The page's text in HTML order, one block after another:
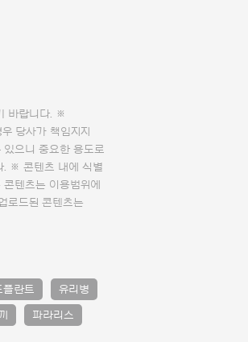
바랍니다. ※
당사가 책임지지
있으니 중요한 용도로
. ※ 콘텐츠 내에 식별
텐츠는 이용범위에
로드된 콘텐츠는
플란트 유리병
파라리스